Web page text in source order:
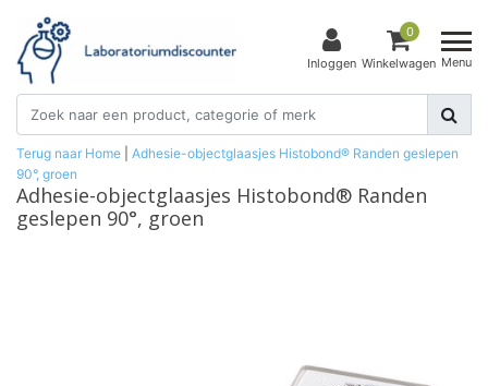
Inloggen
0
Winkelwagen Menu
Terug naar Home
Adhesie-objectglaasjes Histobond® Randen geslepen
90°, groen
Adhesie-objectglaasjes Histobond® Randen
geslepen 90°, groen